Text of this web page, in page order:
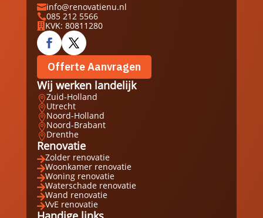
info@renovatienu.nl
085 212 5566
 KVK: 80811280
Offerte Aanvragen
Wij werken landelijk
Zuid-Holland
Utrecht
Noord-Holland
Noord-Brabant
Drenthe
Renovatie
Zolder renovatie
Woonkamer renovatie
Woning renovatie
Waterschade renovatie
Wand renovatie
VvE renovatie